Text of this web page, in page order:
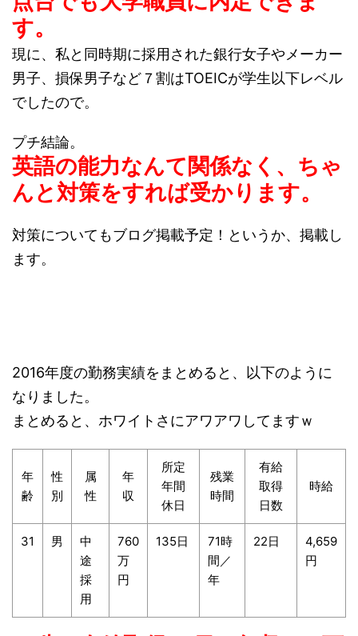
す。
現に、私と同時期に採用された銀行女子やメーカー
男子、損保男子など７割はTOEICが学生以下レベル
でしたので。
プチ結論。
英語の能力なんて関係なく、ちゃ
んと対策をすれば受かります。
対策についてもブログ掲載予定！というか、掲載し
ます。
2016年度の勤務実績をまとめると、以下のように
なりました。
まとめると、ホワイトさにアワアワしてますｗ
年
齢
性
別
属
性
年
収
所定
年間
休日
残業
時間
有給
取得
日数
時給
31 男
中
途
採
用
760
万
円
135日
71時
間／
年
22日
4,659
円